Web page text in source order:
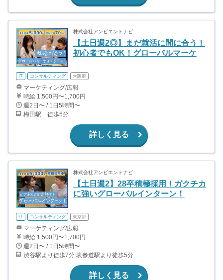
株式会社アンビエントナビ
【土日週2◎】まだ就活に間に合う！
初心者でもOK！グローバルマーケ
IT コンサルティング 大阪府
マーケティング/広報
時給 1,500円〜1,700円
週2日〜 / 1日5時間〜
梅田駅 徒歩5分
詳しく見る
株式会社アンビエントナビ
【土日週2】28卒積極採用！ガクチカ
に強いグローバルインターン！
IT コンサルティング 東京都
マーケティング/広報
時給 1,500円〜1,700円
週2日〜 / 1日5時間〜
渋谷駅より徒歩7分 表参道駅より徒歩5分
詳しく見る